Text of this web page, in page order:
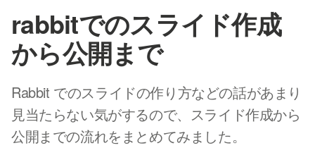
rabbitでのスライド作成
から公開まで
Rabbit でのスライドの作り方などの話があまり
見当たらない気がするので、スライド作成から
公開までの流れをまとめてみました。